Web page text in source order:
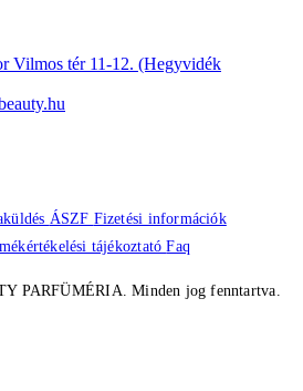
Vilmos tér 11-12. (Hegyvidék
ÁSZF Fizetési információk
tájékoztatóFaq
PARFÜMÉRIA. Minden jog fenntartva.